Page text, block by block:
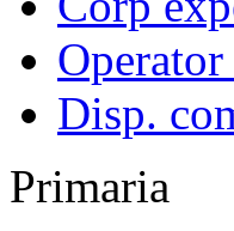
Disp.
Primaria